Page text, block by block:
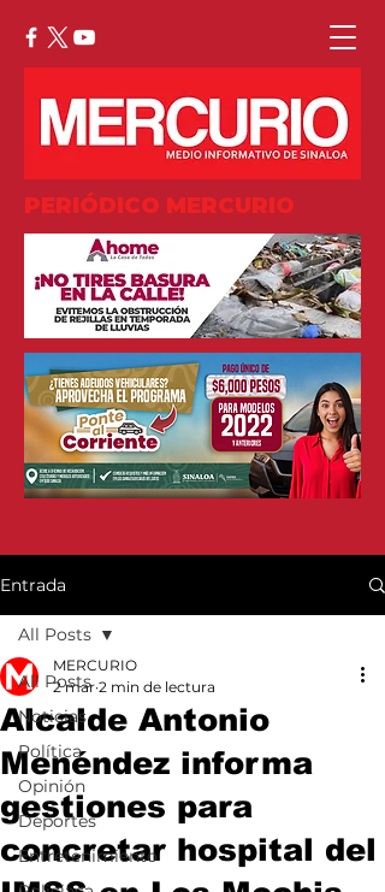
PERIÓDICO MERCURIO
Entrada
All Posts
Noticias
Política
Opinión
Deportes
Entretenimiento
All Posts
Alcalde Antonio
Menéndez informa
gestiones para
concretar hospital del
MERCURIO
2 mar 2 min de lectura